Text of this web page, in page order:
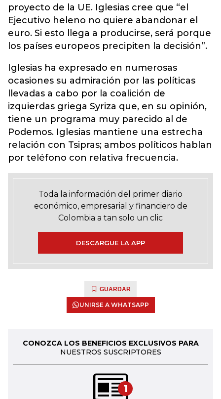
proyecto de la UE. Iglesias cree que “el
Ejecutivo heleno no quiere abandonar el
euro. Si esto llega a producirse, será porque
los países europeos precipiten la decisión”.
Iglesias ha expresado en numerosas
ocasiones su admiración por las políticas
llevadas a cabo por la coalición de
izquierdas griega Syriza que, en su opinión,
tiene un programa muy parecido al de
Podemos. Iglesias mantiene una estrecha
relación con Tsipras; ambos políticos hablan
por teléfono con relativa frecuencia.
Toda la información del primer diario
económico, empresarial y financiero de
Colombia a tan solo un clic
DESCARGUE LA APP
GUARDAR
UNIRSE A WHATSAPP
CONOZCA LOS BENEFICIOS EXCLUSIVOS PARA
NUESTROS SUSCRIPTORES
1